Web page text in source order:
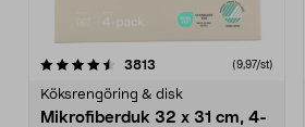
3813 (9,97/st)
Köksrengöring & disk
Mikrofiberduk 32 x 31 cm, 4-
4.0av 5 stjärnor